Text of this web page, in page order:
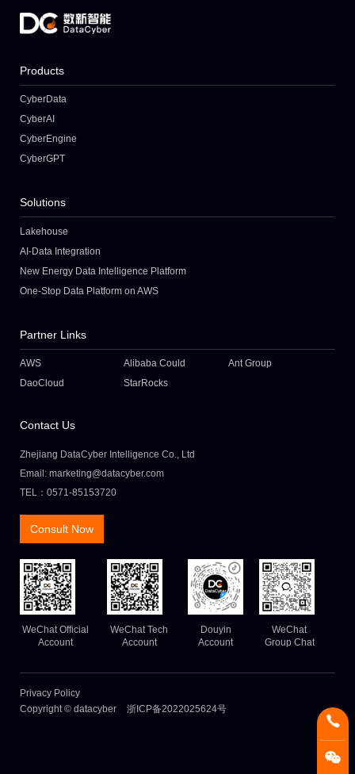
Products
CyberData
CyberAI
CyberEngine
CyberGPT
Solutions
Lakehouse
AI-Data Integration
New Energy Data Intelligence Platform
One-Stop Data Platform on AWS
Partner Links
AWS Alibaba Could
Ant Group
DaoCloud
StarRocks
Contact Us
Zhejiang DataCyber Intelligence Co., Ltd
Email: marketing@datacyber.com
TEL：0571-85153720
Consult Now
WeChat Official
Account
WeChat Tech
Account
Douyin
Account
WeChat
Group Chat
Privacy Policy
Copyright © datacyber
浙ICP备2022025624号